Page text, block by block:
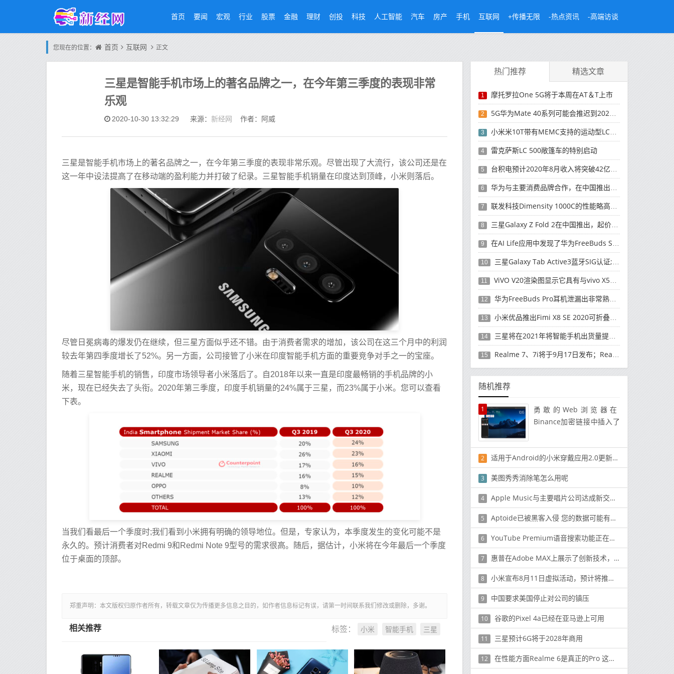
首页 要闻 宏观 行业 股票 金融 理财 创投 科技 人工智能 汽车 房产 手机 互联网 +传播无限 -热点资讯 -高端访谈
您现在的位置： 首页 互联网 正文
三星是智能手机市场上的著名品牌之一，在今年第三季度的表现非常
乐观
2020-10-30 13:32:29 来源： 新经网 作者：阿威
三星是智能手机市场上的著名品牌之一，在今年第三季度的表现非常乐观。尽管出现了大流行，该公司还是在
这一年中设法提高了在移动端的盈利能力并打破了纪录。三星智能手机销量在印度达到顶峰，小米则落后。
尽管日冕病毒的爆发仍在继续，但三星方面似乎还不错。由于消费者需求的增加，该公司在这三个月中的利润
较去年第四季度增长了52%。另一方面，公司接管了小米在印度智能手机方面的重要竞争对手之一的宝座。
随着三星智能手机的销售，印度市场领导者小米落后了。自2018年以来一直是印度最畅销的手机品牌的小
米，现在已经失去了头衔。2020年第三季度，印度手机销量的24%属于三星，而23%属于小米。您可以查看
下表。
当我们看最后一个季度时;我们看到小米拥有明确的领导地位。但是，专家认为，本季度发生的变化可能不是
永久的。预计消费者对Redmi 9和Redmi Note 9型号的需求很高。随后，据估计，小米将在今年最后一个季度
位于桌面的顶部。
郑重声明：本文版权归原作者所有，转载文章仅为传播更多信息之目的，如作者信息标记有误，请第一时间联系我们修改或删除，多谢。
标签： 小米 智能手机 三星
相关推荐
热门推荐 精选文章
1 摩托罗拉One 5G将于本周在AT＆T上市
2 5G华为Mate 40系列可能会推迟到2021年
3 小米米10T带有MEMC支持的运动型LCD屏幕
4 雷克萨斯LC 500敞篷车的特别启动
5 台积电预计2020年8月收入将突破42亿美元，创历史新高
6 华为与主要消费品牌合作，在中国推出采用HarmonyOS 2.0的智能家居产品
7 联发科技Dimensity 1000C的性能略高于Snapdragon 765G
8 三星Galaxy Z Fold 2在中国推出，起价为16,999元
9 在AI Life应用中发现了华为FreeBuds Studio耳机
10 三星Galaxy Tab Active3蓝牙SIG认证; 发布可能快要结束了
11 ViVO V20渲染图显示它具有与vivo X50 Pro类似的后部设计
12 华为FreeBuds Pro耳机泄漏出非常熟悉的设计
13 小米优品推出Fimi X8 SE 2020可折叠无人机
14 三星将在2021年将智能手机出货量提高至3亿部
15 Realme 7、7i将于9月17日发布；Realme 7i的完整规格并导致泄漏
随机推荐
1
勇敢的Web浏览器在
Binance加密链接中插入了
2 适用于Android的小米穿戴应用2.0更新带来了几个新功能
3 美图秀秀消除笔怎么用呢
4 Apple Music与主要唱片公司达成新交易,没有“ Apple Prime”捆绑协议
5 Aptoide已被黑客入侵 您的数据可能有危险
6 YouTube Premium语音搜索功能正在测试中
7 惠普在Adobe MAX上展示了创新技术，新的显示器和ZCentral
8 小米宣布8月11日虚拟活动，预计将推出Mi 10 Pro Plus
9 中国要求美国停止对公司的镇压
10 谷歌的Pixel 4a已经在亚马逊上可用
11 三星预计6G将于2028年商用
12 在性能方面Realme 6是真正的Pro 这就是原因